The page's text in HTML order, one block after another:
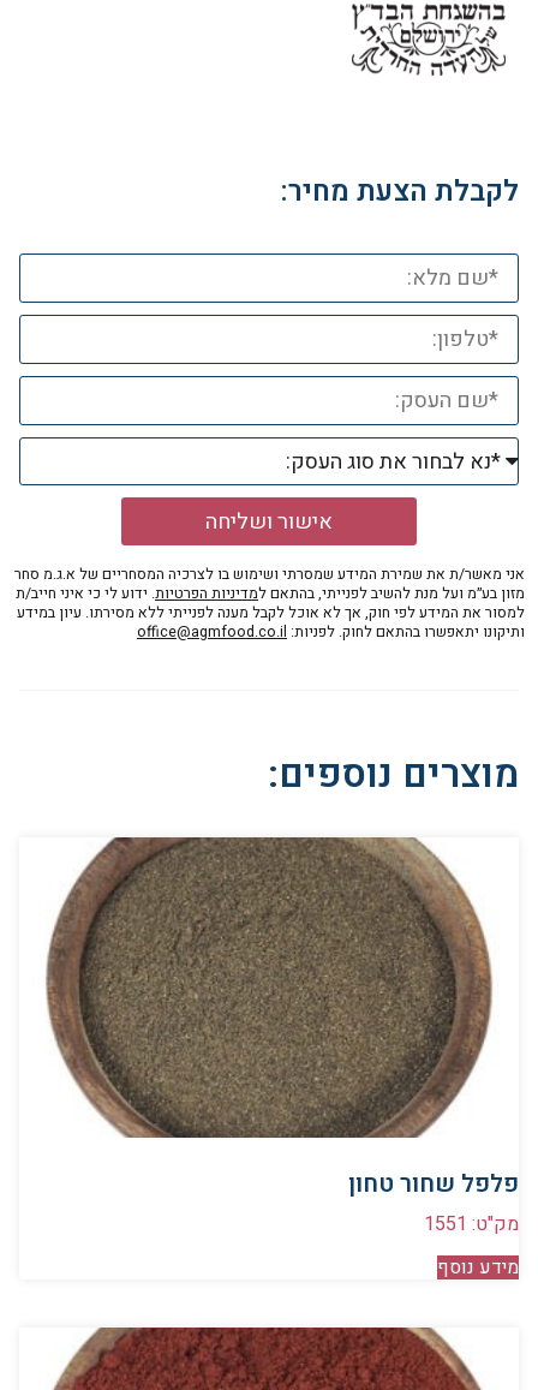
לקבלת הצעת מחיר:
אישור ושליחה
אני מאשר/ת את שמירת המידע שמסרתי ושימוש בו לצרכיה המסחריים של א.ג.מ סחר
מזון בע״מ ועל מנת להשיב לפנייתי, בהתאם למדיניות הפרטיות. ידוע לי כי איני חייב/ת
למסור את המידע לפי חוק, אך לא אוכל לקבל מענה לפנייתי ללא מסירתו. עיון במידע
ותיקונו יתאפשרו בהתאם לחוק. לפניות: office@agmfood.co.il
מוצרים נוספים:
פלפל שחור טחון
מק"ט: 1551
מידע נוסף